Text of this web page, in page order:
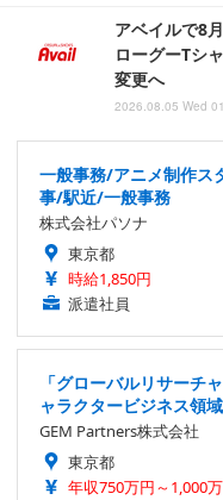
アベイルで8
ローグーTシ
変更へ
2026.08.05 Wed
一般事務/アニメ制作ス
事/駅近/一般事務
株式会社パソナ
東京都
時給1,850円
派遣社員
「グローバルリサーチ
ャラクタービジネス領域
GEM Partners株式会社
東京都
年収750万円～1,000